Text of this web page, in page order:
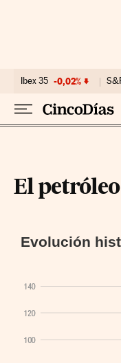
Ibex 35 -0,02%
El petróleo